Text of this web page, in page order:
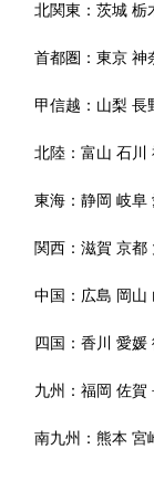
北関東：茨城 栃
首都圏：東京 神
甲信越： 山梨 長
北陸：富山 石川
東海：静岡 岐阜
関西：滋賀 京都
中国： 広島 岡山
四国：香川 愛媛
九州：福岡 佐賀
南九州：熊本 宮